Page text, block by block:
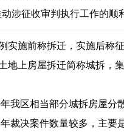
涉征收审判执行工作的顺
施前称拆迁，实施后称征
房屋拆迁简称城拆，集
区相当部分城拆房屋分散
决案件数量较多，主要